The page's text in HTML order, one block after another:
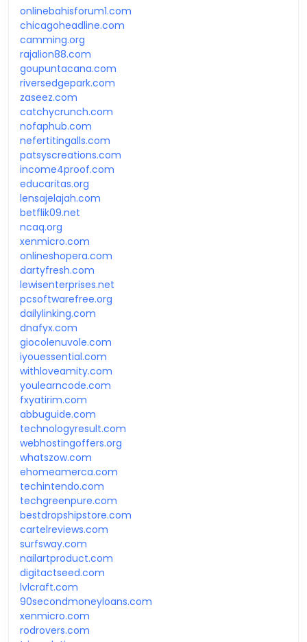
onlinebahisforum1.com
chicagoheadline.com
camming.org
rajalion88.com
goupuntacana.com
riversedgepark.com
zaseez.com
catchycrunch.com
nofaphub.com
nefertitingalls.com
patsyscreations.com
income4proof.com
educaritas.org
lensajelajah.com
betflik09.net
ncaq.org
xenmicro.com
onlineshopera.com
dartyfresh.com
lewisenterprises.net
pcsoftwarefree.org
dailylinking.com
dnafyx.com
giocolenuvole.com
iyouessential.com
withloveamity.com
youlearncode.com
fxyatirim.com
abbuguide.com
technologyresult.com
webhostingoffers.org
whatszow.com
ehomeamerca.com
techintendo.com
techgreenpure.com
bestdropshipstore.com
cartelreviews.com
surfsway.com
nailartproduct.com
digitactseed.com
lvlcraft.com
90secondmoneyloans.com
xenmicro.com
rodrovers.com